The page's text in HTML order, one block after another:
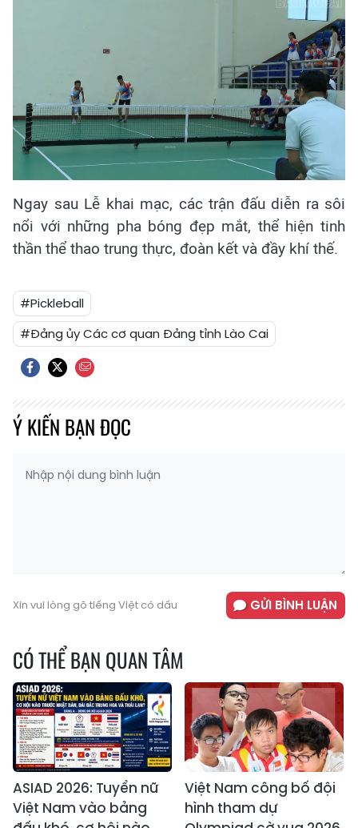
Ngay sau Lễ khai mạc, các trận đấu diễn ra sôi
nổi với những pha bóng đẹp mắt, thể hiện tinh
thần thể thao trung thực, đoàn kết và đầy khí thế.
#Pickleball
#Đảng ủy Các cơ quan Đảng tỉnh Lào Cai
Ý KIẾN BẠN ĐỌC
Xin vui lòng gõ tiếng Việt có dấu GỬI BÌNH LUẬN
CÓ THỂ BẠN QUAN TÂM
ASIAD 2026: Tuyển nữ
Việt Nam vào bảng
Việt Nam công bố đội
hình tham dự